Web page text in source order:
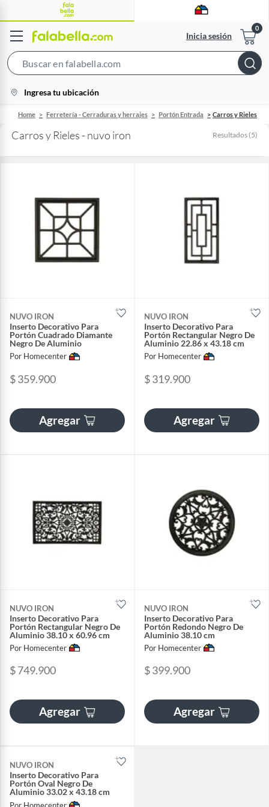
Inicia sesión
Bar
location-
icon
Ingresa tu ubicación
Home Ferretería - Cerraduras y herrajes Portón Entrada Carros y Rieles
Carros y Rieles - nuvo iron Resultados (5)
NUVO IRON
Inserto Decorativo Para
Portón Cuadrado Diamante
Negro De Aluminio
Por Homecenter
$ 359.900
Agregar
NUVO IRON
Inserto Decorativo Para
Portón Rectangular Negro De
Aluminio 22.86 x 43.18 cm
Por Homecenter
$ 319.900
Agregar
NUVO IRON
Inserto Decorativo Para
Portón Rectangular Negro De
Aluminio 38.10 x 60.96 cm
Por Homecenter
$ 749.900
Agregar
NUVO IRON
Inserto Decorativo Para
Portón Redondo Negro De
Aluminio 38.10 cm
Por Homecenter
$ 399.900
Agregar
NUVO IRON
Inserto Decorativo Para
Portón Oval Negro De
Aluminio 33.02 x 43.18 cm
Por Homecenter